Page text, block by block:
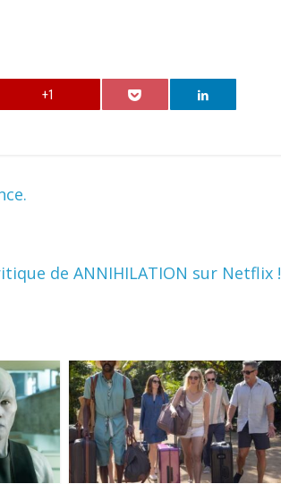
+1
de ANNIHILATION sur Netflix !